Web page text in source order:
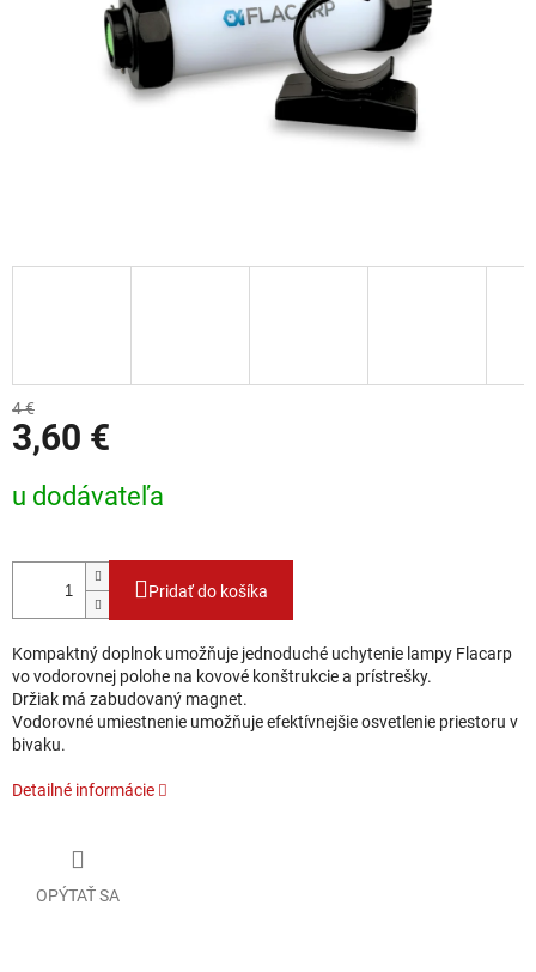
4 €
3,60 €
u dodávateľa
Pridať do košíka
Kompaktný doplnok umožňuje jednoduché uchytenie lampy Flacarp
vo vodorovnej polohe na kovové konštrukcie a prístrešky.
Držiak má zabudovaný magnet.
Vodorovné umiestnenie umožňuje efektívnejšie osvetlenie priestoru v
bivaku.
Detailné informácie
OPÝTAŤ SA